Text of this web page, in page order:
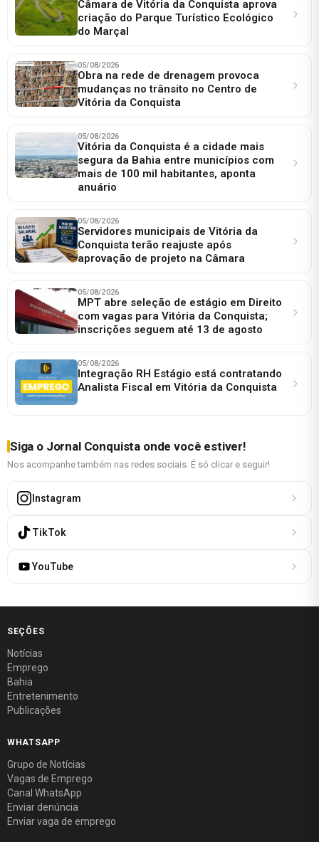
Câmara de Vitória da Conquista aprova
criação do Parque Turístico Ecológico
do Marçal
05/08/2026
Obra na rede de drenagem provoca
mudanças no trânsito no Centro de
Vitória da Conquista
05/08/2026
Vitória da Conquista é a cidade mais
segura da Bahia entre municípios com
mais de 100 mil habitantes, aponta
anuário
05/08/2026
Servidores municipais de Vitória da
Conquista terão reajuste após
aprovação de projeto na Câmara
05/08/2026
MPT abre seleção de estágio em Direito
com vagas para Vitória da Conquista;
inscrições seguem até 13 de agosto
05/08/2026
Integração RH Estágio está contratando
Analista Fiscal em Vitória da Conquista
Siga o Jornal Conquista onde você estiver!
Nos acompanhe também nas redes sociais. É só clicar e seguir!
Instagram
TikTok
YouTube
SEÇÕES
Notícias
Emprego
Bahia
Entretenimento
Publicações
WHATSAPP
Grupo de Notícias
Vagas de Emprego
Canal WhatsApp
Enviar denúncia
Enviar vaga de emprego